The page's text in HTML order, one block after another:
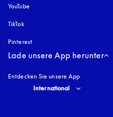
YouTube
TikTok
Pinterest
Lade unsere App herunter
Entdecken Sie unsere App
Select country and language
International